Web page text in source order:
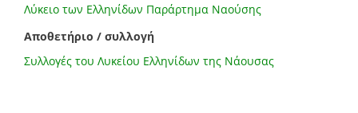
Λύκειο των Eλληνίδων Παράρτημα Ναούσης
Αποθετήριο / συλλογή
Συλλογές του Λυκείου Ελληνίδων της Νάουσας